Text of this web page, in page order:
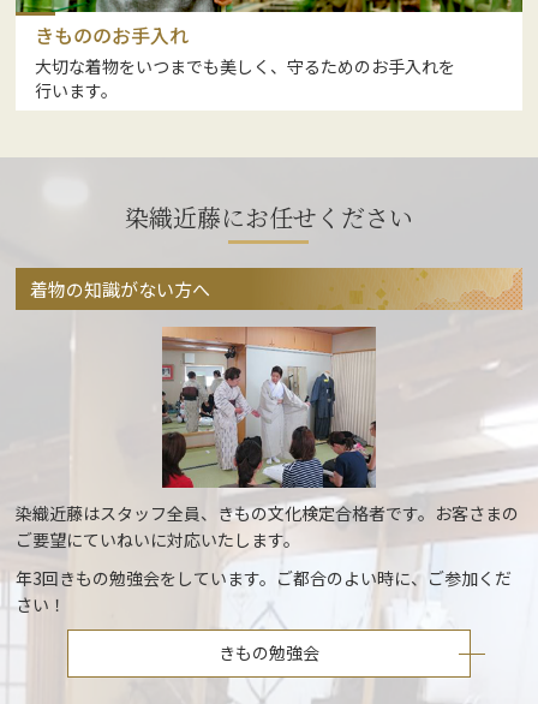
きもののお手入れ
大切な着物をいつまでも美しく、守るためのお手入れを
行います。
染織近藤にお任せください
着物の知識がない方へ
染織近藤はスタッフ全員、きもの文化検定合格者です。お客さまの
ご要望にていねいに対応いたします。
年3回きもの勉強会をしています。ご都合のよい時に、ご参加くだ
さい！
きもの勉強会